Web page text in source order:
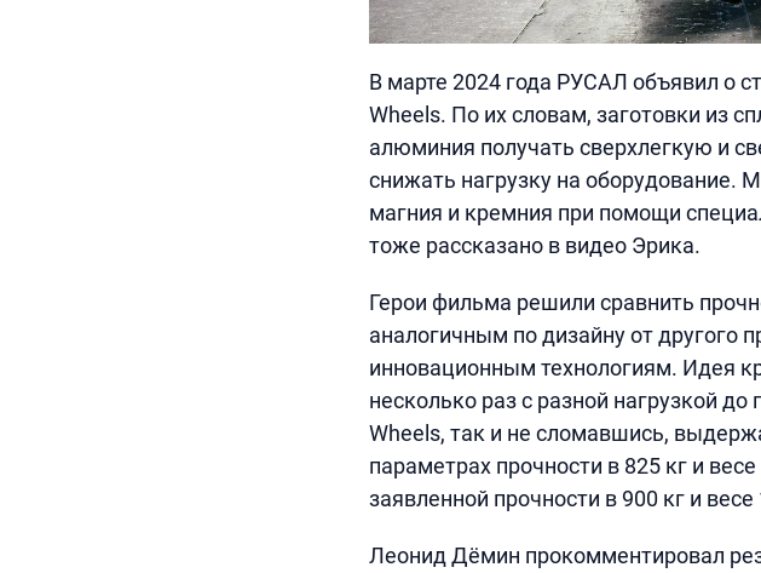
В марте 2024 года РУСАЛ объявил о
Wheels. По их словам, заготовки из
алюминия получать сверхлегкую и
снижать нагрузку на оборудование.
магния и кремния при помощи
тоже рассказано в видео Эрика.
Герои фильма решили сравнить
аналогичным по дизайну от другого
инновационным технологиям. Идея
несколько раз с разной нагрузкой
Wheels, так и не сломавшись,
параметрах прочности в 825 кг и
заявленной прочности в 900 кг и
Леонид Дёмин прокомментировал